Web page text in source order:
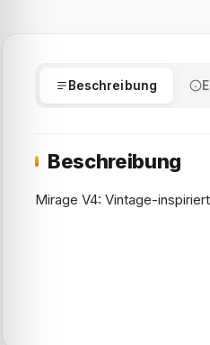
Beschreibung
Beschreibung
Mirage V4: Vintage-